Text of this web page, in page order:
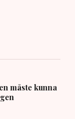
måste kunna